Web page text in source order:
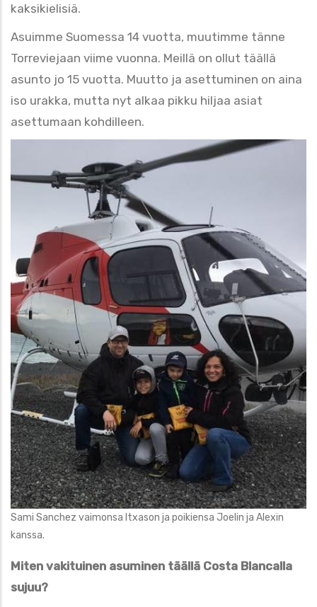
kaksikielisiä.
Asuimme Suomessa 14 vuotta, muutimme tänne
Torreviejaan viime vuonna. Meillä on ollut täällä
asunto jo 15 vuotta. Muutto ja asettuminen on aina
iso urakka, mutta nyt alkaa pikku hiljaa asiat
asettumaan kohdilleen.
Sami Sanchez vaimonsa Itxason ja poikiensa Joelin ja Alexin
kanssa.
Miten vakituinen asuminen täällä Costa Blancalla
sujuu?